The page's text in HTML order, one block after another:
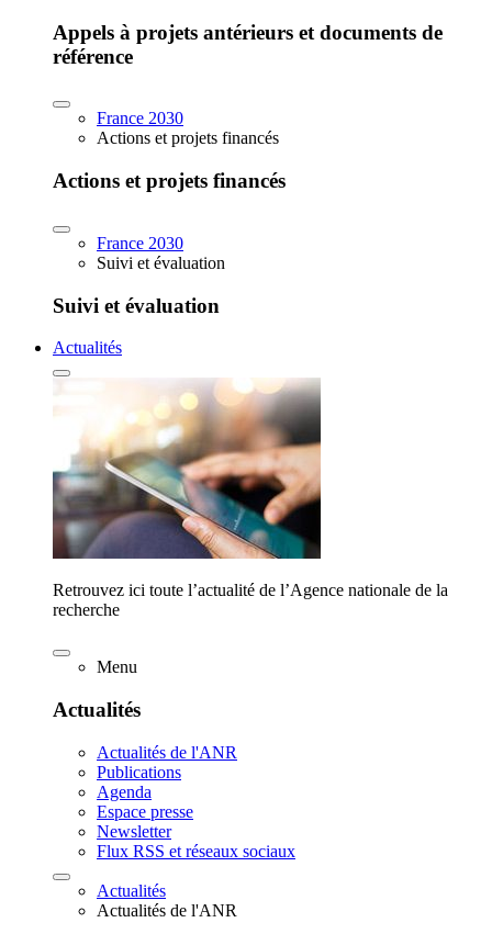
Appels à projets antérieurs et documents de
référence
France 2030
Actions et projets financés
Actions et projets financés
France 2030
Suivi et évaluation
Suivi et évaluation
Actualités
Retrouvez ici toute l’actualité de l’Agence nationale de la
recherche
Menu
Actualités
Actualités de l'ANR
Publications
Agenda
Espace presse
Newsletter
Flux RSS et réseaux sociaux
Actualités
Actualités de l'ANR